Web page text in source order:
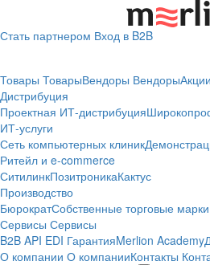
Стать партнером Вход в B2B
Товары ТоварыВендоры ВендорыАкции
Дистрибуция
Проектная ИТ-дистрибуция
ИТ-услуги
Сеть компьютерных клиник
Ритейл и e-commerce
СитилинкПозитроникаКактус
Производство
БюрократСобственные торговые марки
Сервисы Сервисы
B2B API EDI ГарантияMerlion Academy
О компании О компанииКонтакты